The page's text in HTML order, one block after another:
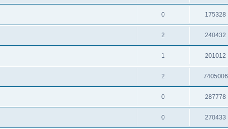
0 175328
2 240432
1 201012
2 7405006
0 287778
0 270433